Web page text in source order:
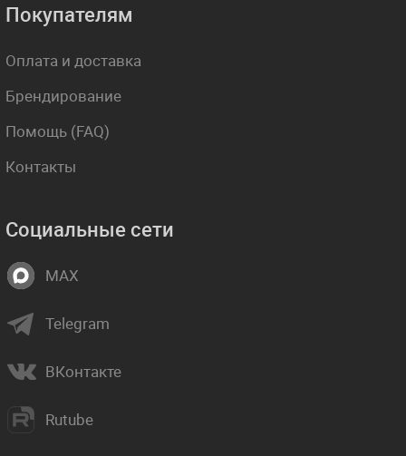
Покупателям
Оплата и доставка
Брендирование
Помощь (FAQ)
Контакты
Социальные сети
MAX
Telegram
ВКонтакте
Rutube